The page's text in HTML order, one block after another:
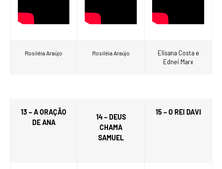
Rosiléia Araújo Rosiléia Araújo
Elisana Costa e
Ednei Marx
13 – A ORAÇÃO
DE ANA
14 – DEUS
CHAMA
SAMUEL
15 – O REI DAVI